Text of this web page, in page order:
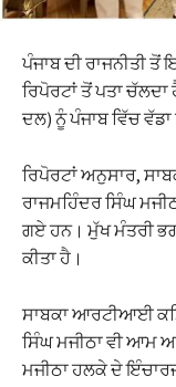
ਪੰਜਾਬ ਦੀ ਰਾਜਨੀਤੀ
ਰਿਪੋਰਟਾਂ ਤੋਂ ਪਤਾ
ਦਲ) ਨੂੰ ਪੰਜਾਬ ਵਿੱਚ
ਰਿਪੋਰਟਾਂ ਅਨੁਸਾਰ,
ਰਾਜਮਹਿੰਦਰ ਸਿੰਘ
ਗਏ ਹਨ। ਮੁੱਖ ਮੰਤਰੀ
ਕੀਤਾ ਹੈ।
ਸਾਬਕਾ ਆਰਟੀਆਈ
ਸਿੰਘ ਮਜੀਠਾ ਵੀ ਆਮ
ਮਜੀਠਾ ਹਲਕੇ ਦੇ